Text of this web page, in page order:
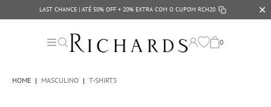
LAST CHANCE | ATÉ 50% OFF + 20% EXTRA COM O CUPOM RCH20 ✕
0
HOME | MASCULINO | T-SHIRTS